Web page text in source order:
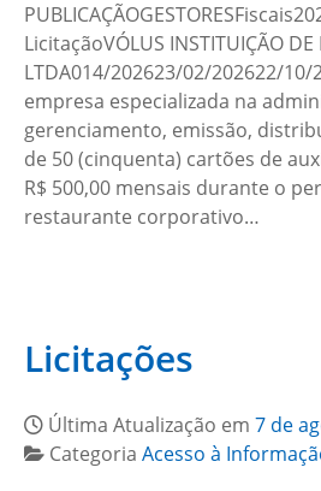
LicitaçãoVÓLUS INSTITUIÇÃO DE
LTDA014/202623/02/202622/
empresa especializada na
gerenciamento, emissão,
de 50 (cinquenta) cartões de
R$ 500,00 mensais durante o
restaurante corporativo…
Licitações
Última Atualização em 7 de
Categoria Acesso à